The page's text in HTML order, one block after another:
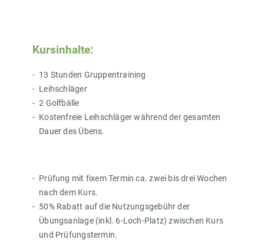
Kursinhalte:
13 Stunden Gruppentraining
Leihschläger
2 Golfbälle
Kostenfreie Leihschläger während der gesamten
Dauer des Übens.
Prüfung mit fixem Termin ca. zwei bis drei Wochen
nach dem Kurs.
50% Rabatt auf die Nutzungsgebühr der
Übungsanlage (inkl. 6-Loch-Platz) zwischen Kurs
und Prüfungstermin.